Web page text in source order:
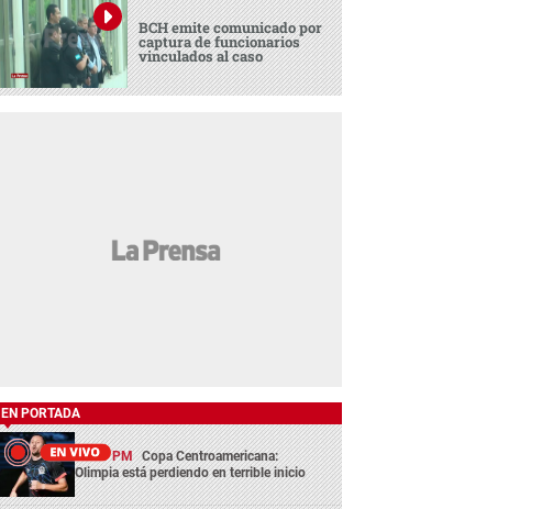
BCH emite comunicado por
captura de funcionarios
vinculados al caso
EN PORTADA
13:29 PM Copa Centroamericana:
Olimpia está perdiendo en terrible inicio